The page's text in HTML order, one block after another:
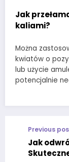
Jak
kaliami?
Można
kwiatów o
lub użycie
potencjalnie
Previous
Jak